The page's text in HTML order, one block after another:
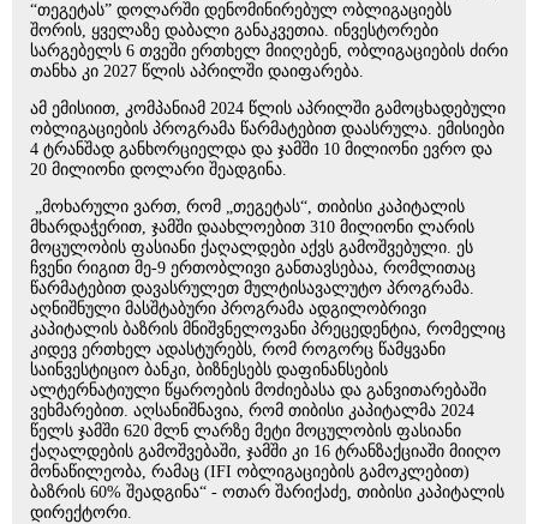
“თეგეტას” დოლარში დენომინირებულ ობლიგაციებს
შორის, ყველაზე დაბალი განაკვეთია. ინვესტორები
სარგებელს 6 თვეში ერთხელ მიიღებენ, ობლიგაციების ძირი
თანხა კი 2027 წლის აპრილში დაიფარება.
ამ ემისიით, კომპანიამ 2024 წლის აპრილში გამოცხადებული
ობლიგაციების პროგრამა წარმატებით დაასრულა. ემისიები
4 ტრანშად განხორციელდა და ჯამში 10 მილიონი ევრო და
20 მილიონი დოლარი შეადგინა.
„მოხარული ვართ, რომ „თეგეტას“, თიბისი კაპიტალის
მხარდაჭერით, ჯამში დაახლოებით 310 მილიონი ლარის
მოცულობის ფასიანი ქაღალდები აქვს გამოშვებული. ეს
ჩვენი რიგით მე-9 ერთობლივი განთავსებაა, რომლითაც
წარმატებით დავასრულეთ მულტისავალუტო პროგრამა.
აღნიშნული მასშტაბური პროგრამა ადგილობრივი
კაპიტალის ბაზრის მნიშვნელოვანი პრეცედენტია, რომელიც
კიდევ ერთხელ ადასტურებს, რომ როგორც წამყვანი
საინვესტიციო ბანკი, ბიზნესებს დაფინანსების
ალტერნატიული წყაროების მოძიებასა და განვითარებაში
ვეხმარებით. აღსანიშნავია, რომ თიბისი კაპიტალმა 2024
წელს ჯამში 620 მლნ ლარზე მეტი მოცულობის ფასიანი
ქაღალდების გამოშვებაში, ჯამში კი 16 ტრანზაქციაში მიიღო
მონაწილეობა, რამაც (IFI ობლიგაციების გამოკლებით)
ბაზრის 60% შეადგინა“ - ოთარ შარიქაძე, თიბისი კაპიტალის
დირექტორი.